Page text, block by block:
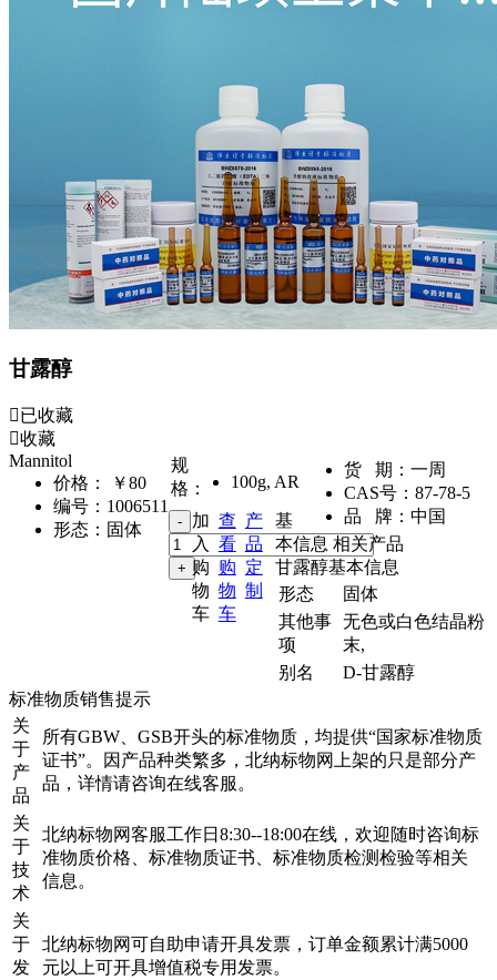
甘露醇
已收藏
收藏
Mannitol
价格：
￥80
编号： 1006511
形态： 固体
货 期： 一周
CAS号： 87-78-5
品 牌： 中国
规
格：
100g, AR
加
入
购
物
车
查
看
购
物
车
产
品
定
制
基
本信息 相关产品
甘露醇基本信息
形态
固体
其他事
项
无色或白色结晶粉
末,
别名
D-甘露醇
标准物质销售提示
关
于
产
品
所有GBW、GSB开头的标准物质，均提供“国家标准物质
证书”。因产品种类繁多，北纳标物网上架的只是部分产
品，详情请咨询在线客服。
关
于
技
术
北纳标物网客服工作日8:30--18:00在线，欢迎随时咨询标
准物质价格、标准物质证书、标准物质检测检验等相关
信息。
关
于
发
北纳标物网可自助申请开具发票，订单金额累计满5000
元以上可开具增值税专用发票。